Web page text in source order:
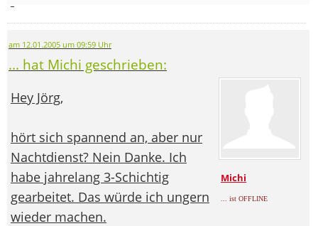
am 12.01.2005 um 09:59 Uhr
... hat Michi geschrieben:
Michi
... ist OFFLINE
Hey Jörg,
hört sich spannend an, aber nur
Nachtdienst? Nein Danke. Ich
habe jahrelang 3-Schichtig
gearbeitet. Das würde ich ungern
wieder machen.